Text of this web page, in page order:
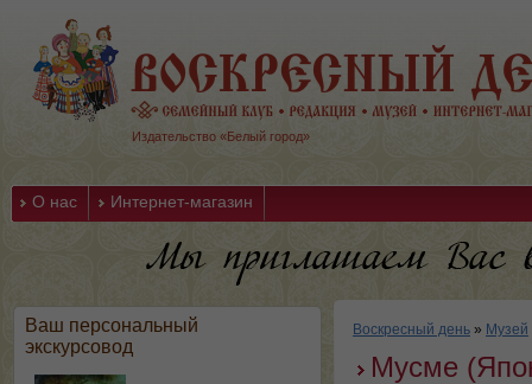
Издательство «Белый город»
О нас Интернет-магазин
Ваш персональный
экскурсовод
Воскресный день » Музей
Мусме